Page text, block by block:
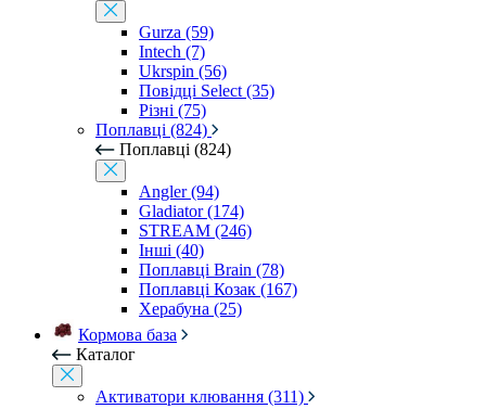
Gurza (59)
Intech (7)
Ukrspin (56)
Повідці Select (35)
Різні (75)
Поплавці (824)
Поплавці (824)
Angler (94)
Gladiator (174)
STREAM (246)
Інші (40)
Поплавці Brain (78)
Поплавці Козак (167)
Херабуна (25)
Кормова база
Каталог
Активатори клювання (311)